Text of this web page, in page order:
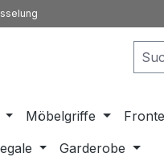
Möbelgriffe
Garderobe